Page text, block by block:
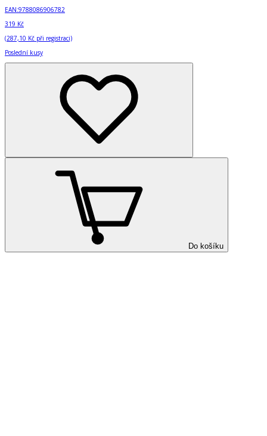
EAN:9788086906782
319 Kč
(287,10 Kč při registraci)
Poslední kusy
Do košíku